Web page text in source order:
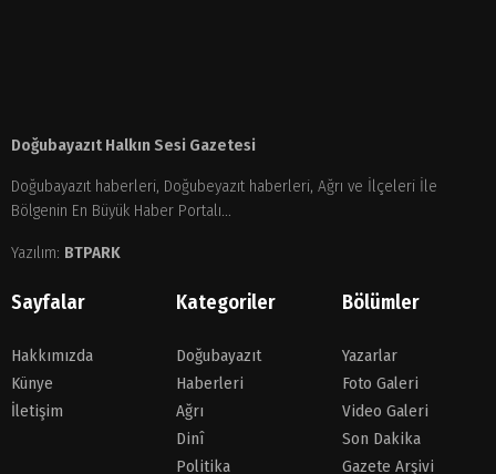
Doğubayazıt Halkın Sesi Gazetesi
Doğubayazıt haberleri, Doğubeyazıt haberleri, Ağrı ve İlçeleri İle
Bölgenin En Büyük Haber Portalı...
Yazılım: BTPARK
Sayfalar
Hakkımızda
Künye
İletişim
Kategoriler
Doğubayazıt
Haberleri
Ağrı
Dinî
Politika
Bölümler
Yazarlar
Foto Galeri
Video Galeri
Son Dakika
Gazete Arşivi